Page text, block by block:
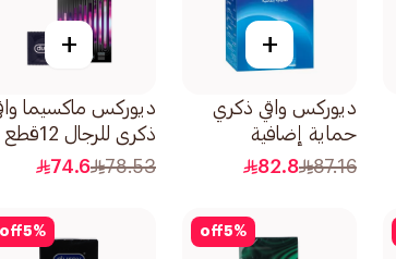
+
ديوركس واقي ذكري
حماية إضافية
20قطعة
87.16
82.8
+
ديوركس ماكسيما
ذكري للرجال 12قطع
78.53
74.6
5%
off
5%
off